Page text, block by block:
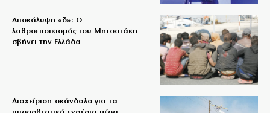
Αποκάλυψη «δ»: Ο
λαθροεποικισμός του Μητσοτάκη
σβήνει την Ελλάδα
Διαχείριση-σκάνδαλο για τα